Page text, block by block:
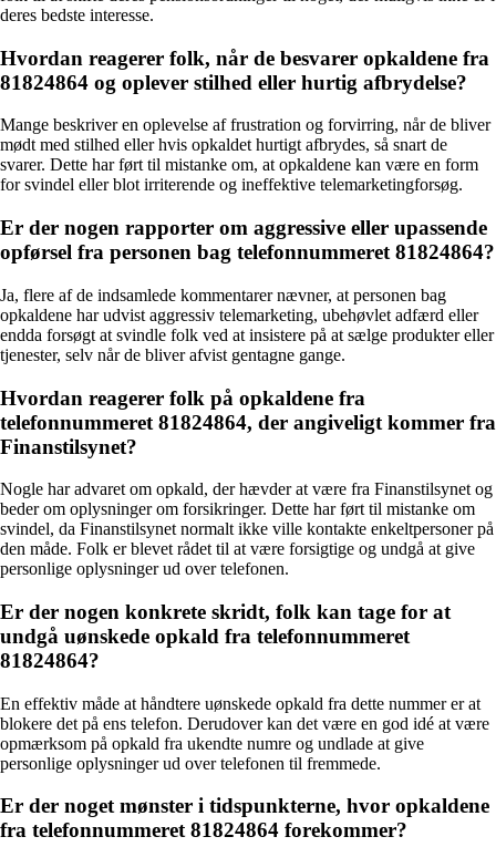
deres bedste interesse.
Hvordan reagerer folk, når de besvarer opkaldene fra
81824864 og oplever stilhed eller hurtig afbrydelse?
Mange beskriver en oplevelse af frustration og forvirring, når de bliver
mødt med stilhed eller hvis opkaldet hurtigt afbrydes, så snart de
svarer. Dette har ført til mistanke om, at opkaldene kan være en form
for svindel eller blot irriterende og ineffektive telemarketingforsøg.
Er der nogen rapporter om aggressive eller upassende
opførsel fra personen bag telefonnummeret 81824864?
Ja, flere af de indsamlede kommentarer nævner, at personen bag
opkaldene har udvist aggressiv telemarketing, ubehøvlet adfærd eller
endda forsøgt at svindle folk ved at insistere på at sælge produkter eller
tjenester, selv når de bliver afvist gentagne gange.
Hvordan reagerer folk på opkaldene fra
telefonnummeret 81824864, der angiveligt kommer fra
Finanstilsynet?
Nogle har advaret om opkald, der hævder at være fra Finanstilsynet og
beder om oplysninger om forsikringer. Dette har ført til mistanke om
svindel, da Finanstilsynet normalt ikke ville kontakte enkeltpersoner på
den måde. Folk er blevet rådet til at være forsigtige og undgå at give
personlige oplysninger ud over telefonen.
Er der nogen konkrete skridt, folk kan tage for at
undgå uønskede opkald fra telefonnummeret
81824864?
En effektiv måde at håndtere uønskede opkald fra dette nummer er at
blokere det på ens telefon. Derudover kan det være en god idé at være
opmærksom på opkald fra ukendte numre og undlade at give
personlige oplysninger ud over telefonen til fremmede.
Er der noget mønster i tidspunkterne, hvor opkaldene
fra telefonnummeret 81824864 forekommer?